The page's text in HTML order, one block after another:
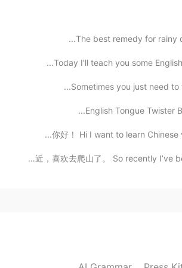
2020.03.20 07:32
2020.03.20 07:27
2020.03.20 07:26
The best remedy for rainy
Today I’ll teach you some
Sometimes you just need
English Tongue Twister
你好！ Hi I want to learn
最近、ハイキングにハマりました。 最近，喜欢去爬